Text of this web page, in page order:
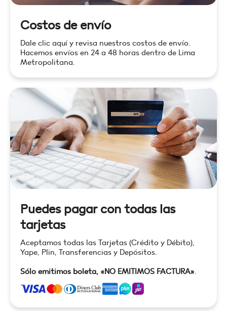
Costos de envío
Dale clic aquí y revisa nuestros costos de envío.
Hacemos envíos en 24 a 48 horas dentro de Lima
Metropolitana.
Puedes pagar con todas las
tarjetas
Aceptamos todas las Tarjetas (Crédito y Débito),
Yape, Plin, Transferencias y Depósitos.
Sólo emitimos boleta, «NO EMITIMOS FACTURA».